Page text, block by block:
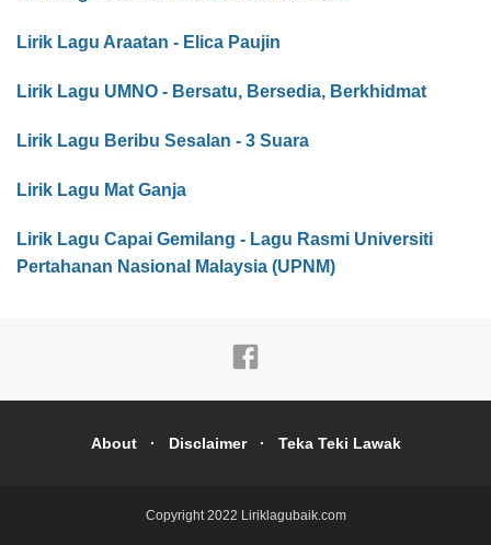
Lirik Lagu Araatan - Elica Paujin
Lirik Lagu UMNO - Bersatu, Bersedia, Berkhidmat
Lirik Lagu Beribu Sesalan - 3 Suara
Lirik Lagu Mat Ganja
Lirik Lagu Capai Gemilang - Lagu Rasmi Universiti
Pertahanan Nasional Malaysia (UPNM)
About Disclaimer Teka Teki Lawak
Copyright 2022 Liriklagubaik.com